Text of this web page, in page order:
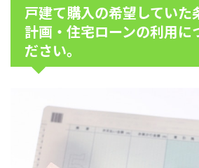
戸建て購入の希望していた
計画・住宅ローンの利用に
ださい。